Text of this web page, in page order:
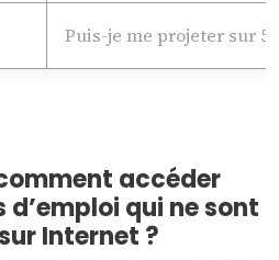
Puis-je me projeter sur 5
accéder
d’emploi qui ne sont
Internet ?